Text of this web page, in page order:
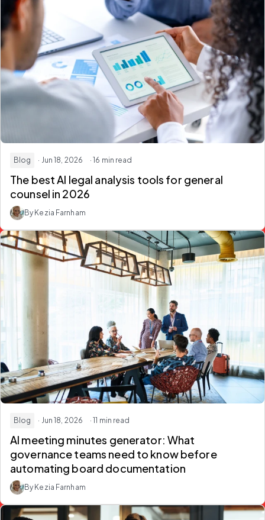
Blog · Jun 18, 2026 · 16 min read
The best AI legal analysis tools for general
counsel in 2026
By Kezia Farnham
Blog · Jun 18, 2026 · 11 min read
AI meeting minutes generator: What
governance teams need to know before
automating board documentation
By Kezia Farnham